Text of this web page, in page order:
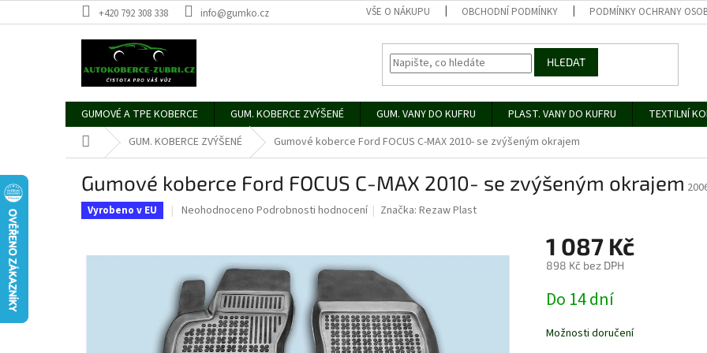
na
+420 792 308 338 info@gumko.cz VŠE O NÁKUPU OBCHODNÍ PODMÍNKY PODMÍNKY OCHRANY
HLEDAT
GUMOVÉ A TPE KOBERCE GUM. KOBERCE ZVÝŠENÉ GUM. VANY DO KUFRU PLAST. VANY DO KUFRU TEXTILNÍ
Domů GUM. KOBERCE ZVÝŠENÉ Gumové koberce Ford FOCUS C-MAX 2010- se zvýšeným okrajem
Gumové koberce Ford FOCUS C-MAX 2010- se zvýšeným okrajem
Vyrobeno v EU
Průměrné
je
z
5
hvězdiček.
Neohodnoceno Podrobnosti hodnocení Značka:Rezaw Plast
1 087 Kč
898 Kč bez DPH
cena:
Do 14 dní
Možnosti doručení